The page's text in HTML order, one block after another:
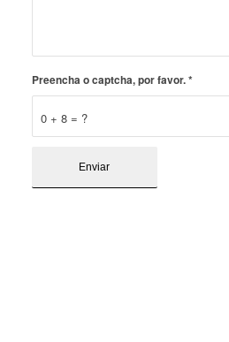
0 + 8 = ?
Preencha o captcha, por favor.*